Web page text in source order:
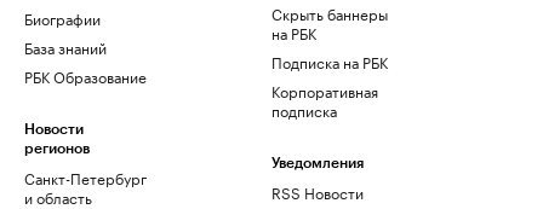
Биографии
База знаний
РБК Образование
Новости
регионов
Санкт-Петербург
и область
Скрыть баннеры
на РБК
Подписка на РБК
Корпоративная
подписка
Уведомления
RSS Новости